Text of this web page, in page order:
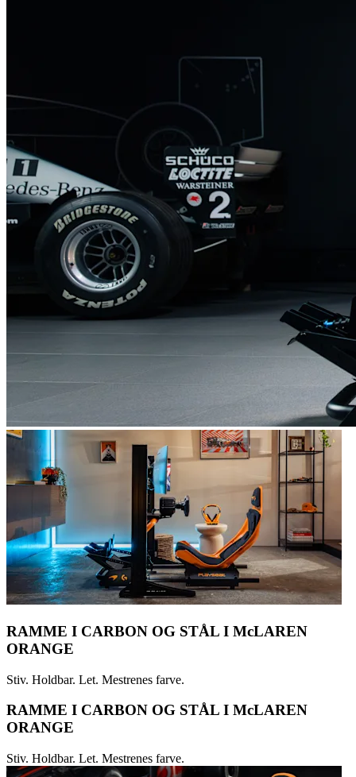
RAMME I CARBON OG STÅL I McLAREN
ORANGE
Stiv. Holdbar. Let. Mestrenes farve.
RAMME I CARBON OG STÅL I McLAREN
ORANGE
Stiv. Holdbar. Let. Mestrenes farve.